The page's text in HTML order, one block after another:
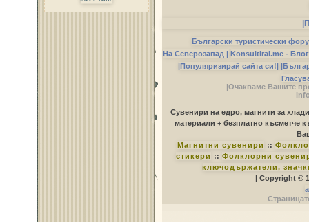
Български туристически
На Северозапад | Konsultirai.me -
|Популяризирай сайта си!|
|Очакваме Вашите
Сувенири на едро, магнити за
материали + безплатно късметче
Магнитни сувенири ::
стикери :: Фолклорни
ключодържатели,
| Copyright ©